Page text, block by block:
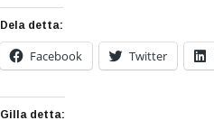
Dela detta:
Facebook Twitter
Gilla detta: